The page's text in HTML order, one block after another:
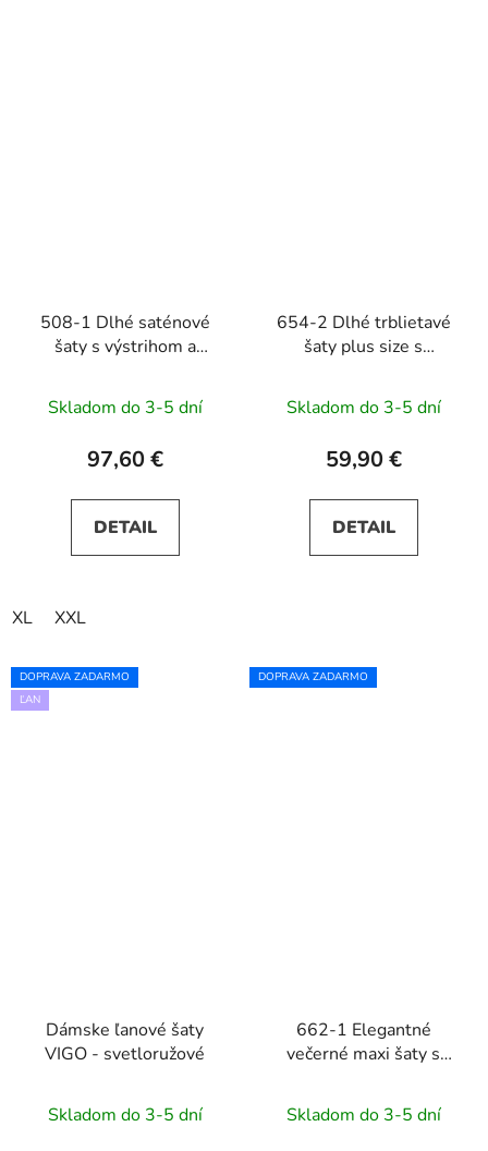
508-1 Dlhé saténové
šaty s výstrihom a
tmavomodré
Skladom do 3-5 dní
97,60 €
DETAIL
XL XXL
654-2 Dlhé trblietavé
šaty plus size s
priesvitnými rukávmi -
béžové
Skladom do 3-5 dní
59,90 €
DETAIL
DOPRAVA ZADARMO
ĽAN
Dámske ľanové šaty
VIGO - svetloružové
Skladom do 3-5 dní
DOPRAVA ZADARMO
662-1 Elegantné
večerné maxi šaty s
- svetlomodré
Skladom do 3-5 dní